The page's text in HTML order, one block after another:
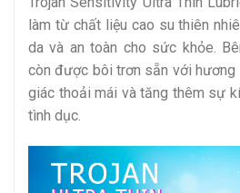
làm từ chất liệu cao su thiên
da và an toàn cho sức khỏe.
còn được bôi trơn sẵn với hương
giác thoải mái và tăng thêm sự
tình dục.